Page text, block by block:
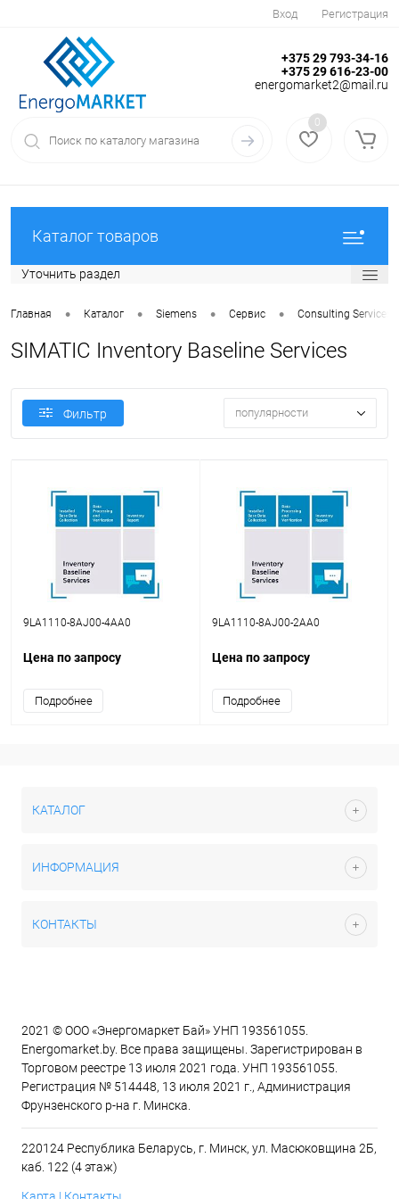
Вход Регистрация
+375 29 793-34-16
+375 29 616-23-00
energomarket2@mail.ru
0
Каталог товаров
Уточнить раздел
Главная • Каталог • Siemens • Сервис • Consulting Services
SIMATIC Inventory Baseline Services
Фильтр популярности
9LA1110-8AJ00-4AA0
Цена по запросу
Подробнее
9LA1110-8AJ00-2AA0
Цена по запросу
Подробнее
КАТАЛОГ
ИНФОРМАЦИЯ
КОНТАКТЫ
2021 © ООО «Энергомаркет Бай» УНП 193561055.
Energomarket.by. Все права защищены. Зарегистрирован в
Торговом реестре 13 июля 2021 года. УНП 193561055.
Регистрация № 514448, 13 июля 2021 г., Администрация
Фрунзенского р-на г. Минска.
220124 Республика Беларусь, г. Минск, ул. Масюковщина 2Б,
каб. 122 (4 этаж)